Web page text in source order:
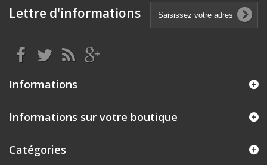
Lettre d'informations
Informations
Informations sur votre boutique
Catégories